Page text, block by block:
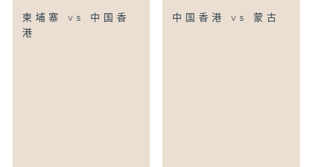
柬埔寨 vs 中国香
港
中国香港 vs 蒙古